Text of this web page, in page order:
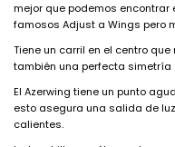
mejor que podemos encontrar
famosos Adjust a Wings pero
Tiene un carril en el centro
también una perfecta
El Azerwing tiene un punto
esto asegura una salida de
calientes.